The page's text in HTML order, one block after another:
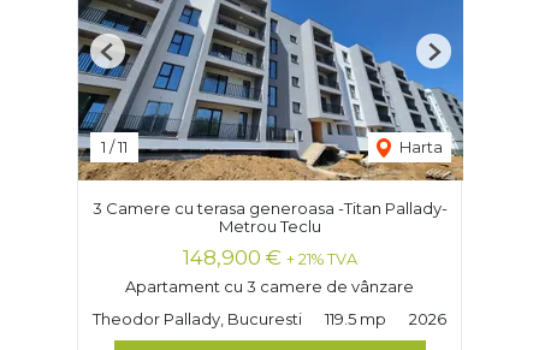
1 /11 Harta
Previous Next
3 Camere cu terasa generoasa -Titan Pallady-
Metrou Teclu
148,900 € + 21% TVA
Apartament cu 3 camere de vânzare
Theodor Pallady, Bucuresti
119.5 mp 2026